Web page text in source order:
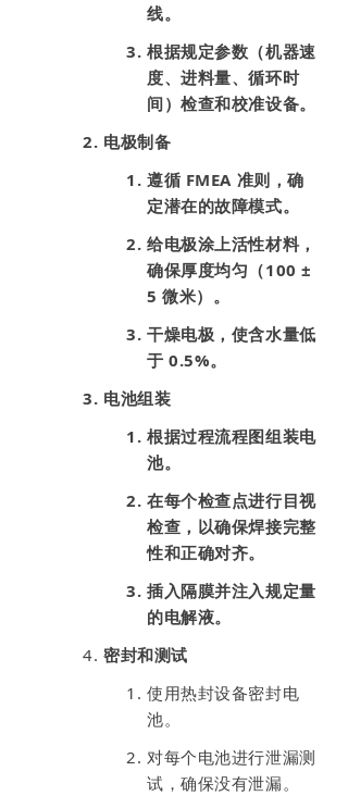
线。
根据规定参数（机器速
度、进料量、循环时
间）检查和校准设备。
电极制备
遵循 FMEA 准则，确
定潜在的故障模式。
给电极涂上活性材料，
确保厚度均匀（100 ±
5 微米）。
干燥电极，使含水量低
于 0.5%。
电池组装
根据过程流程图组装电
池。
在每个检查点进行目视
检查，以确保焊接完整
性和正确对齐。
插入隔膜并注入规定量
的电解液。
密封和测试
使用热封设备密封电
池。
对每个电池进行泄漏测
试，确保没有泄漏。